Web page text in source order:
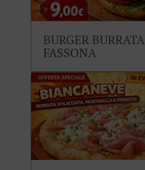
BURGER BURRATA
FASSONA